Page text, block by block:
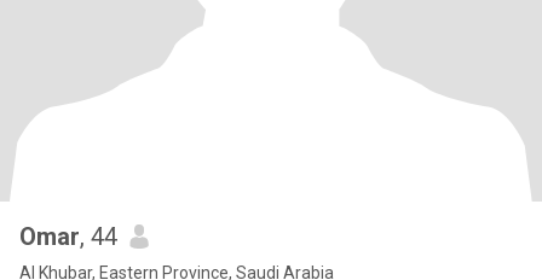
Omar, 44
Al Khubar, Eastern Province, Saudi Arabia